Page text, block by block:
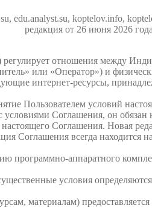
edu.analyst.su, koptelov.info,
редакция от 26 июня 2026 года
регулирует отношения между
или «Оператор») и
интернет-ресурсы,
Пользователем условий
Соглашения, он
Соглашения. Новая
Соглашения всегда находится
программно-аппаратного
условия
материалам)